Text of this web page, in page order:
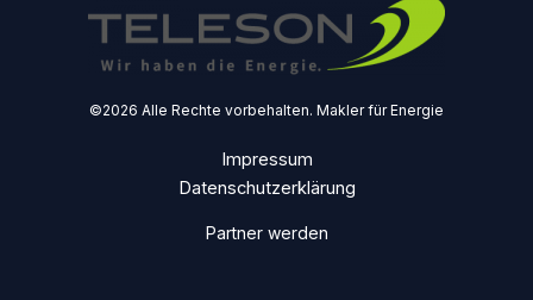
©2026 Alle Rechte vorbehalten. Makler für Energie
Impressum
Datenschutzerklärung
Partner werden